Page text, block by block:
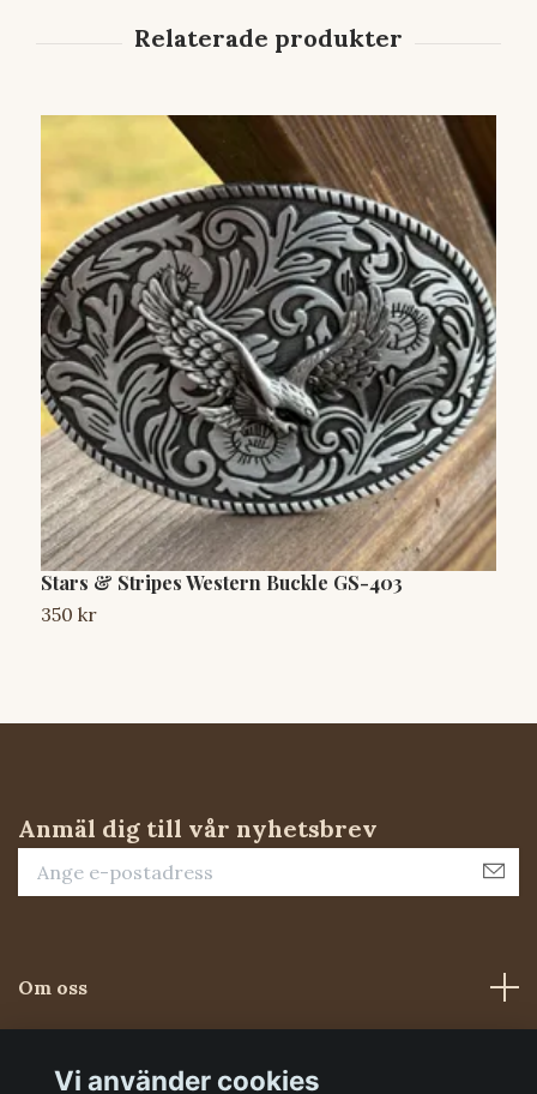
Stars & Stripes Western Buckle GS-403
350 kr
Anmäl dig till vår nyhetsbrev
Om oss
Vi använder cookies